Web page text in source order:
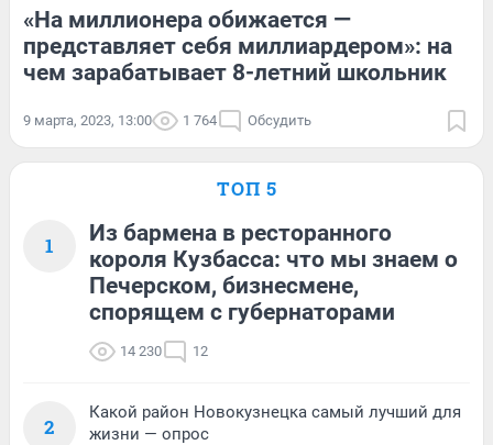
«На миллионера обижается —
представляет себя миллиардером»: на
чем зарабатывает 8-летний школьник
9 марта, 2023, 13:00 1 764 Обсудить
ТОП 5
1
Из бармена в ресторанного
короля Кузбасса: что мы знаем о
Печерском, бизнесмене,
спорящем с губернаторами
14 230 12
2
Какой район Новокузнецка самый лучший для
жизни — опрос